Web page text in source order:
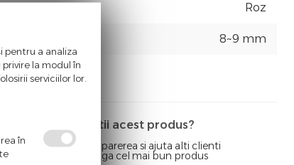
Roz
8~9 mm
Detii acest produs?
Spune-ti parerea si ajuta alti clienti
sa aleaga cel mai bun produs
pentru a analiza
la modul în
serviciilor lor.
în